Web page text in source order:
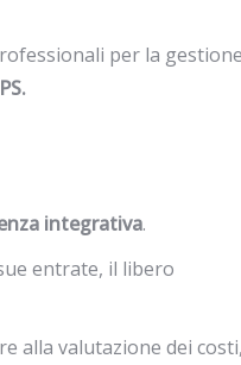
per la gestione
integrativa.
entrate, il libero
alla valutazione dei